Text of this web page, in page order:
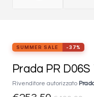
SUMMER SALE -37%
Prada PR
Rivenditore autorizzato